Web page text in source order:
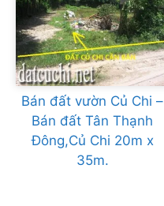
Bán đất vườn Củ Chi –
Bán đất Tân Thạnh
Đông,Củ Chi 20m x
35m.